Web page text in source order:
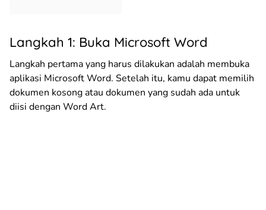
Langkah 1: Buka Microsoft Word
Langkah pertama yang harus dilakukan adalah membuka
aplikasi Microsoft Word. Setelah itu, kamu dapat memilih
dokumen kosong atau dokumen yang sudah ada untuk
diisi dengan Word Art.